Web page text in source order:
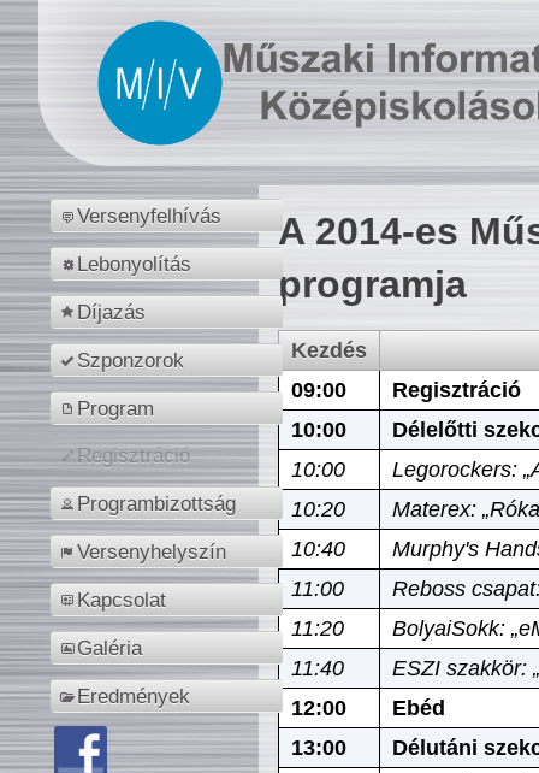
Versenyfelhívás
Lebonyolítás
Díjazás
Szponzorok
Program
Regisztráció
Programbizottság
Versenyhelyszín
Kapcsolat
Galéria
Eredmények
A 2014-es
programja
Kezdés
09:00
Regisztráció
10:00
Délelőtti
10:00
Legorockers:
10:20
Materex:
10:40
Murphy's
11:00
Reboss
11:20
BolyaiSokk:
11:40
ESZI szakkör:
12:00
Ebéd
13:00
Délutáni